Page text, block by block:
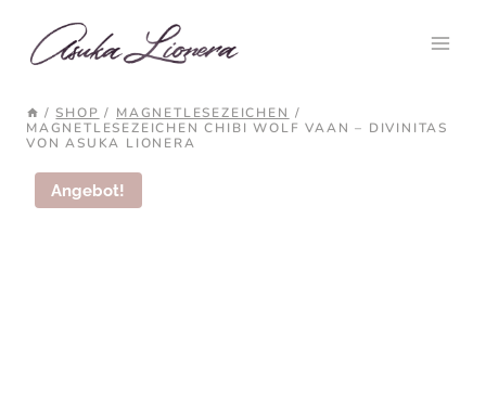
Inhalt
springen
/ SHOP / MAGNETLESEZEICHEN /
MAGNETLESEZEICHEN CHIBI WOLF VAAN – DIVINITAS
VON ASUKA LIONERA
Angebot!